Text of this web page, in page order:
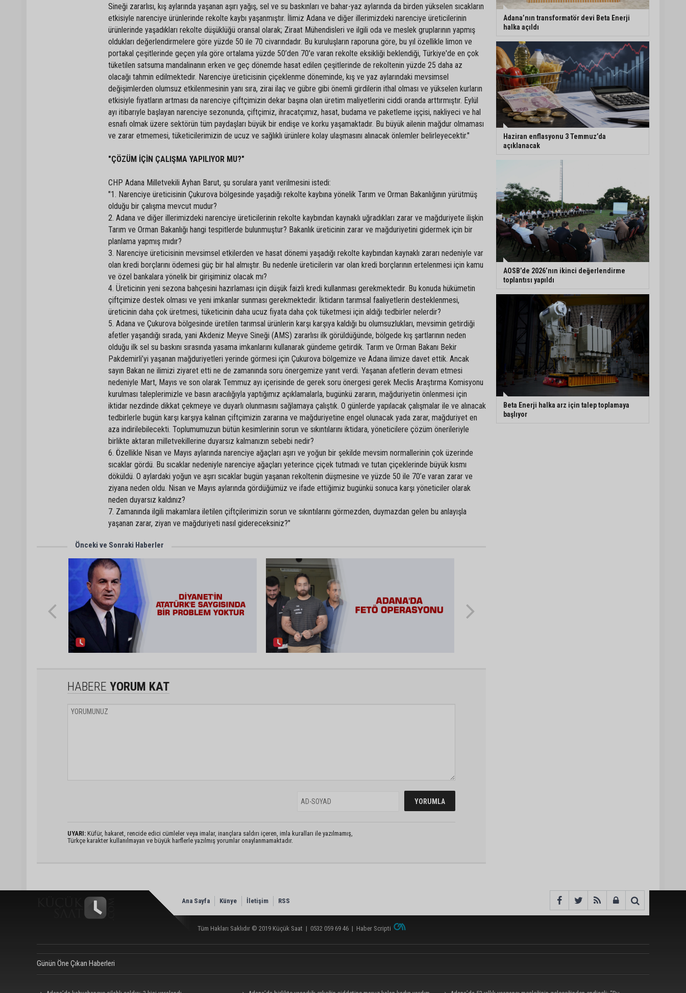
Sineği zararlısı, kış aylarında yaşanan aşırı yağış, sel ve su baskınları ve bahar-yaz aylarında da birden yükselen sıcakların
etkisiyle narenciye ürünlerinde rekolte kaybı yaşanmıştır. İlimiz Adana ve diğer illerimizdeki narenciye üreticilerinin
ürünlerinde yaşadıkları rekolte düşüklüğü oransal olarak; Ziraat Mühendisleri ve ilgili oda ve meslek gruplarının yapmış
oldukları değerlendirmelere göre yüzde 50 ile 70 civarındadır. Bu kuruluşların raporuna göre, bu yıl özellikle limon ve
portakal çeşitlerinde geçen yıla göre ortalama yüzde 50’den 70'e varan rekolte eksikliği beklendiği, Türkiye'de en çok
tüketilen satsuma mandalinanın erken ve geç dönemde hasat edilen çeşitlerinde de rekoltenin yüzde 25 daha az
olacağı tahmin edilmektedir. Narenciye üreticisinin çiçeklenme döneminde, kış ve yaz aylarındaki mevsimsel
değişimlerden olumsuz etkilenmesinin yanı sıra, zirai ilaç ve gübre gibi önemli girdilerin ithal olması ve yükselen kurların
etkisiyle fiyatların artması da narenciye çiftçimizin dekar başına olan üretim maliyetlerini ciddi oranda arttırmıştır. Eylül
ayı itibarıyle başlayan narenciye sezonunda, çiftçimiz, ihracatçımız, hasat, budama ve paketleme işçisi, nakliyeci ve hal
esnafı olmak üzere sektörün tüm paydaşları büyük bir endişe ve korku yaşamaktadır. Bu büyük ailenin mağdur olmaması
ve zarar etmemesi, tüketicilerimizin de ucuz ve sağlıklı ürünlere kolay ulaşmasını alınacak önlemler belirleyecektir."
"ÇÖZÜM İÇİN ÇALIŞMA YAPILIYOR MU?"
CHP Adana Milletvekili Ayhan Barut, şu sorulara yanıt verilmesini istedi:
"1. Narenciye üreticisinin Çukurova bölgesinde yaşadığı rekolte kaybına yönelik Tarım ve Orman Bakanlığının yürütmüş
olduğu bir çalışma mevcut mudur?
2. Adana ve diğer illerimizdeki narenciye üreticilerinin rekolte kaybından kaynaklı uğradıkları zarar ve mağduriyete ilişkin
Tarım ve Orman Bakanlığı hangi tespitlerde bulunmuştur? Bakanlık üreticinin zarar ve mağduriyetini gidermek için bir
planlama yapmış mıdır?
3. Narenciye üreticisinin mevsimsel etkilerden ve hasat dönemi yaşadığı rekolte kaybından kaynaklı zararı nedeniyle var
olan kredi borçlarını ödemesi güç bir hal almıştır. Bu nedenle üreticilerin var olan kredi borçlarının ertelenmesi için kamu
ve özel bankalara yönelik bir girişiminiz olacak mı?
4. Üreticinin yeni sezona bahçesini hazırlaması için düşük faizli kredi kullanması gerekmektedir. Bu konuda hükümetin
çiftçimize destek olması ve yeni imkanlar sunması gerekmektedir. İktidarın tarımsal faaliyetlerin desteklenmesi,
üreticinin daha çok üretmesi, tüketicinin daha ucuz fiyata daha çok tüketmesi için aldığı tedbirler nelerdir?
5. Adana ve Çukurova bölgesinde üretilen tarımsal ürünlerin karşı karşıya kaldığı bu olumsuzlukları, mevsimin getirdiği
afetler yaşandığı sırada, yani Akdeniz Meyve Sineği (AMS) zararlısı ilk görüldüğünde, bölgede kış şartlarının neden
olduğu ilk sel su baskını sırasında yasama imkanlarını kullanarak gündeme getirdik. Tarım ve Orman Bakanı Bekir
Pakdemirli’yi yaşanan mağduriyetleri yerinde görmesi için Çukurova bölgemize ve Adana ilimize davet ettik. Ancak
sayın Bakan ne ilimizi ziyaret etti ne de zamanında soru önergemize yanıt verdi. Yaşanan afetlerin devam etmesi
nedeniyle Mart, Mayıs ve son olarak Temmuz ayı içerisinde de gerek soru önergesi gerek Meclis Araştırma Komisyonu
kurulması taleplerimizle ve basın aracılığıyla yaptığımız açıklamalarla, bugünkü zararın, mağduriyetin önlenmesi için
iktidar nezdinde dikkat çekmeye ve duyarlı olunmasını sağlamaya çalıştık. O günlerde yapılacak çalışmalar ile ve alınacak
tedbirlerle bugün karşı karşıya kalınan çiftçimizin zararına ve mağduriyetine engel olunacak yada zarar, mağduriyet en
aza indirilebilecekti. Toplumumuzun bütün kesimlerinin sorun ve sıkıntılarını iktidara, yöneticilere çözüm önerileriyle
birlikte aktaran milletvekillerine duyarsız kalmanızın sebebi nedir?
6. Özellikle Nisan ve Mayıs aylarında narenciye ağaçları aşırı ve yoğun bir şekilde mevsim normallerinin çok üzerinde
sıcaklar gördü. Bu sıcaklar nedeniyle narenciye ağaçları yeterince çiçek tutmadı ve tutan çiçeklerinde büyük kısmı
döküldü. O aylardaki yoğun ve aşırı sıcaklar bugün yaşanan rekoltenin düşmesine ve yüzde 50 ile 70’e varan zarar ve
ziyana neden oldu. Nisan ve Mayıs aylarında gördüğümüz ve ifade ettiğimiz bugünkü sonuca karşı yöneticiler olarak
neden duyarsız kaldınız?
7. Zamanında ilgili makamlara iletilen çiftçilerimizin sorun ve sıkıntılarını görmezden, duymazdan gelen bu anlayışla
yaşanan zarar, ziyan ve mağduriyeti nasıl gidereceksiniz?"
Önceki ve Sonraki Haberler
HABERE YORUM KAT
UYARI: Küfür, hakaret, rencide edici cümleler veya imalar, inançlara saldırı içeren, imla kuralları ile yazılmamış,
Türkçe karakter kullanılmayan ve büyük harflerle yazılmış yorumlar onaylanmamaktadır.
Adana’nın transformatör devi Beta Enerji
halka açıldı
Haziran enflasyonu 3 Temmuz’da
açıklanacak
AOSB’de 2026’nın ikinci değerlendirme
toplantısı yapıldı
Beta Enerji halka arz için talep toplamaya
başlıyor
Ana Sayfa Künye İletişim RSS
Tüm Hakları Saklıdır © 2019 Küçük Saat | 0532 059 69 46 | Haber Scripti
Günün Öne Çıkan Haberleri